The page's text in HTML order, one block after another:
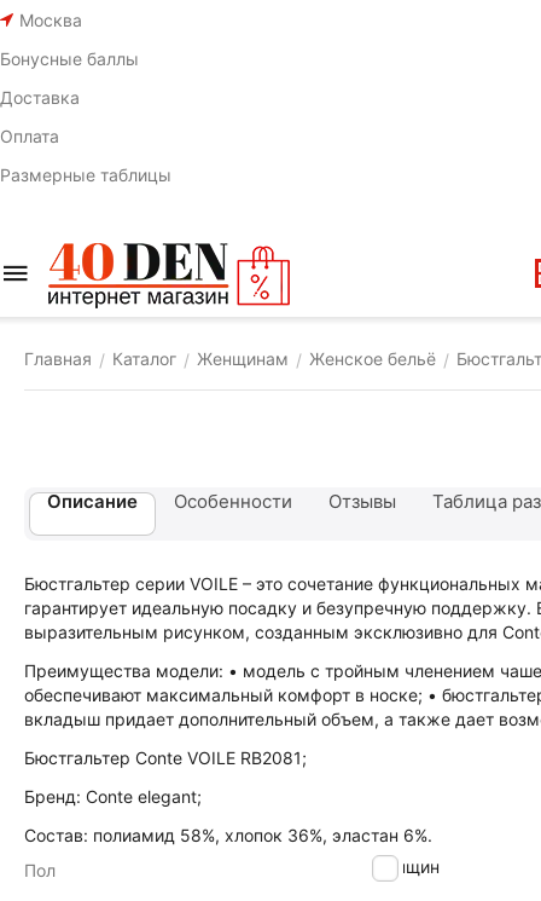
Москва
Бонусные баллы
Доставка
Оплата
Размерные таблицы
Главная / Каталог / Женщинам / Женское бельё /
Описание Особенности Отзывы Таблица
Бюстгальтер серии VOILE – это сочетание
гарантирует идеальную посадку и безупречную
выразительным рисунком, созданным эксклюзивно для
Преимущества модели: • модель с тройным членением
обеспечивают максимальный комфорт в носке; •
вкладыш придает дополнительный объем, а также дает
Бюстгальтер Conte VOILE RB2081;
Бренд: Conte elegant;
Состав: полиамид 58%, хлопок 36%, эластан 6%.
Пол
женщин